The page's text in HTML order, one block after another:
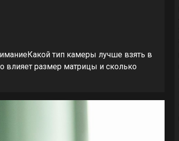
тип камеры лучше взять в
влияет размер матрицы и сколько